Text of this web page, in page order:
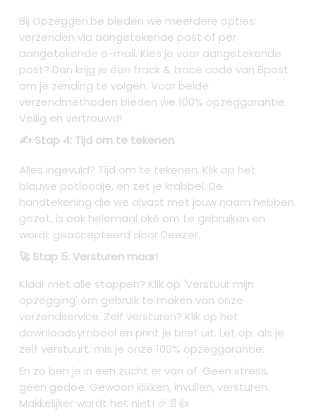
Bij Opzeggen.be bieden we meerdere opties:
verzenden via aangetekende post of per
aangetekende e-mail. Kies je voor aangetekende
post? Dan krijg je een track & trace code van Bpost
om je zending te volgen. Voor beide
verzendmethoden bieden we 100% opzeggarantie.
Veilig en vertrouwd!
✍️ Stap 4: Tijd om te tekenen
Alles ingevuld? Tijd om te tekenen. Klik op het
blauwe potloodje, en zet je krabbel. De
handtekening die we alvast met jouw naam hebben
gezet, is ook helemaal oké om te gebruiken en
wordt geaccepteerd door Deezer.
🚀 Stap 5: Versturen maar!
Klaar met alle stappen? Klik op 'Verstuur mijn
opzegging' om gebruik te maken van onze
verzendservice. Zelf versturen? Klik op het
downloadsymbool en print je brief uit. Let op: als je
zelf verstuurt, mis je onze 100% opzeggarantie.
En zo ben je in een zucht er van af. Geen stress,
geen gedoe. Gewoon klikken, invullen, versturen.
Makkelijker wordt het niet! 🎉📄👍